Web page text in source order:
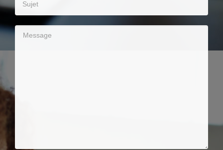
Message